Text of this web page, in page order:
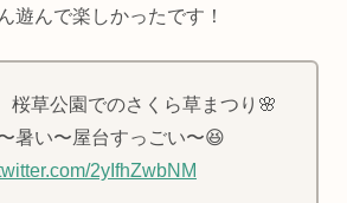
遊んで楽しかったです！
桜草公園でのさくら草まつり🌸
暑い〜屋台すっごい〜😆
2yIfhZwbNM